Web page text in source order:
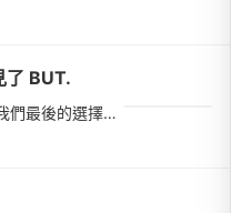
了 BUT.
這次逛喜餅展遇見了 BUT.，也成了我們最後的選擇！原本就很喜歡他們家的經典奶油餅乾，在現場看到喜餅禮盒後，更是被精緻的包裝和質感深深吸引。服務人員雅婷非常親切，耐心介紹每款喜餅特色、方案內容，還讓我們試...